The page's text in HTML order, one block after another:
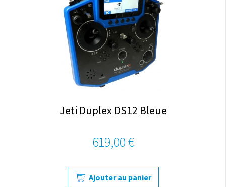
Jeti Duplex DS12 Bleue
619,00 €
Ajouter au panier